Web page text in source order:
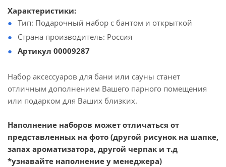
Характеристики:
Тип: Подарочный набор с бантом и открыткой
Страна производитель: Россия
Артикул 00009287
Набор аксессуаров для бани или сауны станет
отличным дополнением Вашего парного помещения
или подарком для Ваших близких.
Наполнение наборов может отличаться от
представленных на фото (другой рисунок на шапке,
запах ароматизатора, другой черпак и т.д
*узнавайте наполнение у менеджера)